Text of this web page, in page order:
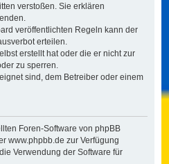
verstoßen. Sie erklären
veröffentlichten Regeln kann der
erteilen.
erstellt hat oder die er nicht zur
zu sperren.
sind, dem Betreiber oder einem
Foren-Software von phpBB
www.phpbb.de zur Verfügung
Verwendung der Software für